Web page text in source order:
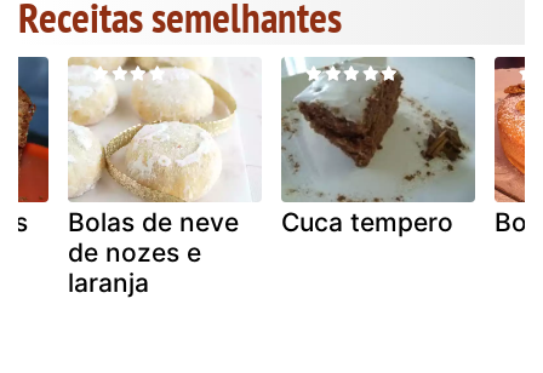
Receitas semelhantes
Bolas de neve
de nozes e
laranja
Cuca tempero